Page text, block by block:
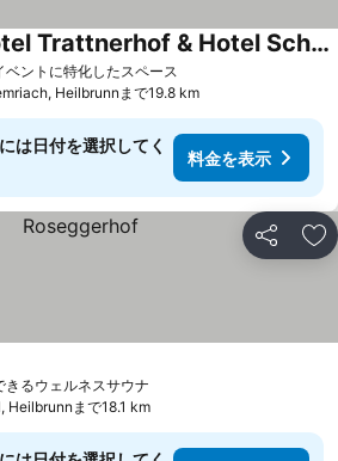
ベントに特化したスペース
Der Trattner - Hotel Trattnerhof & Hotel Schöcklblick
Heilbrunnまで19.8 km
は日付を選択してく
料金を表示
シェア お
きるウェルネスサウナ
Heilbrunnまで18.1 km